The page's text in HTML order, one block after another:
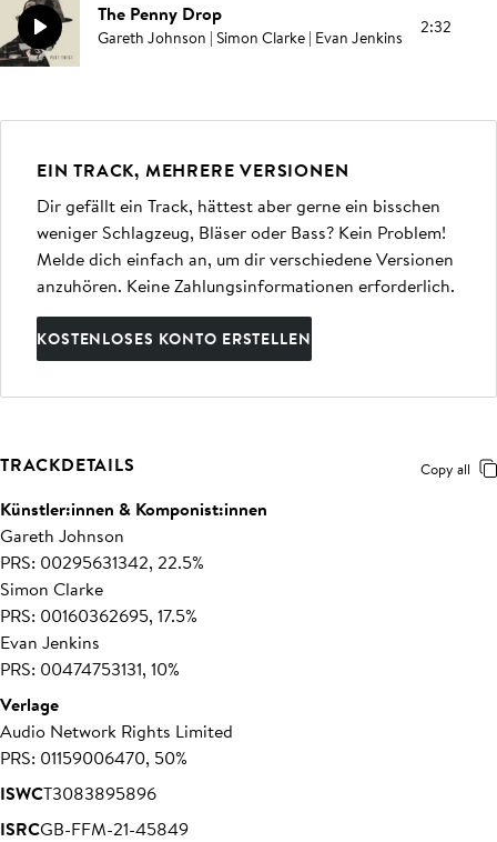
The Penny Drop
Gareth Johnson | Simon Clarke | Evan Jenkins 2:32
EIN TRACK, MEHRERE VERSIONEN
Dir gefällt ein Track, hättest aber gerne ein bisschen
weniger Schlagzeug, Bläser oder Bass? Kein Problem!
Melde dich einfach an, um dir verschiedene Versionen
anzuhören. Keine Zahlungsinformationen erforderlich.
KOSTENLOSES KONTO ERSTELLEN
TRACKDETAILS Copy all
Künstler:innen & Komponist:innen
Gareth Johnson
PRS: 00295631342, 22.5%
Simon Clarke
PRS: 00160362695, 17.5%
Evan Jenkins
PRS: 00474753131, 10%
Verlage
Audio Network Rights Limited
PRS: 01159006470, 50%
ISWCT3083895896
ISRCGB-FFM-21-45849